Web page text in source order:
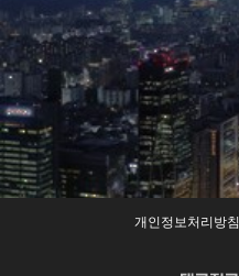
개인정보처리방침